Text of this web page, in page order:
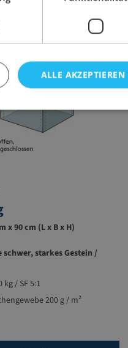
x 90 cm (L x B x H)
schwer, starkes Gestein /
kg / SF 5:1
200 g / m²
ALLE AKZEPTIEREN